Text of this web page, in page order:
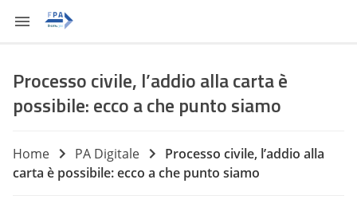
Processo civile, l’addio alla carta è
possibile: ecco a che punto siamo
Home PA Digitale
Processo civile, l’addio alla
carta è possibile: ecco a che punto siamo